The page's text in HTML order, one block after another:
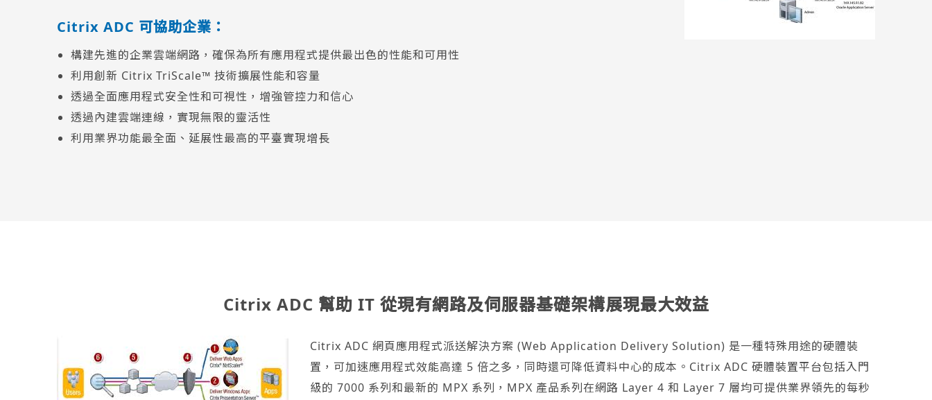
Citrix ADC 可協助企業：
構建先進的企業雲端網路，確保為所有應用程式提供最出色的性能和可用性
利用創新 Citrix TriScale™ 技術擴展性能和容量
透過全面應用程式安全性和可視性，增強管控力和信心
透過內建雲端連線，實現無限的靈活性
利用業界功能最全面、延展性最高的平臺實現增長
Citrix ADC 幫助 IT 從現有網路及伺服器基礎架構展現最大效益
Citrix ADC 網頁應用程式派送解決方案 (Web Application Delivery Solution) 是一種特殊用途的硬體裝
置，可加速應用程式效能高達 5 倍之多，同時還可降低資料中心的成本。Citrix ADC 硬體裝置平台包括入門
級的 7000 系列和最新的 MPX 系列，MPX 產品系列在網路 Layer 4 和 Layer 7 層均可提供業界領先的每秒